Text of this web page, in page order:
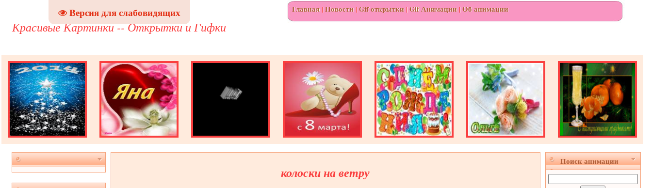
Версия для слабовидящих
Красивые Картинки -- Открытки и Гифки
Главная|Новости |Gif открытки |Gif Анимации |Об анимации
колоски на ветру
Поиск анимации